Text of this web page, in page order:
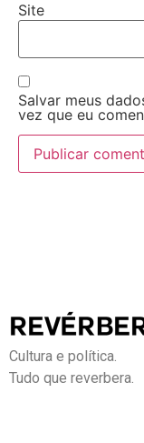
Site
Salvar meus
vez que eu
Cultura e política.
Tudo que reverbera.